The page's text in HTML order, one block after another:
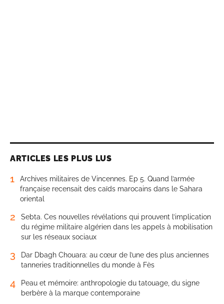
ARTICLES LES PLUS LUS
1
Archives militaires de Vincennes. Ep 5. Quand l’armée
française recensait des caïds marocains dans le Sahara
oriental
2
Sebta. Ces nouvelles révélations qui prouvent l’implication
du régime militaire algérien dans les appels à mobilisation
sur les réseaux sociaux
3
Dar Dbagh Chouara: au cœur de l’une des plus anciennes
tanneries traditionnelles du monde à Fès
4
Peau et mémoire: anthropologie du tatouage, du signe
berbère à la marque contemporaine